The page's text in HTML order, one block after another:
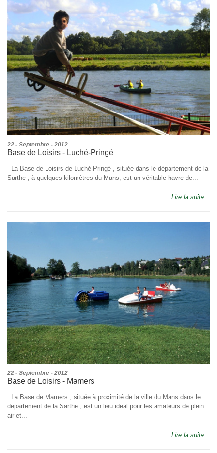
22 - Septembre - 2012
Base de Loisirs - Luché-Pringé
La Base de Loisirs de Luché-Pringé , située dans le département de la
Sarthe , à quelques kilomètres du Mans, est un véritable havre de...
Lire la suite...
22 - Septembre - 2012
Base de Loisirs - Mamers
La Base de Mamers , située à proximité de la ville du Mans dans le
département de la Sarthe , est un lieu idéal pour les amateurs de plein
air et...
Lire la suite...